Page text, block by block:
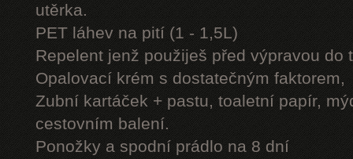
utěrka.
PET láhev na pití (1 - 1,5L)
Repelent jenž použiješ před výpravou do
Opalovací krém s dostatečným faktorem,
Zubní kartáček + pastu, toaletní papír,
cestovním balení.
Ponožky a spodní prádlo na 8 dní